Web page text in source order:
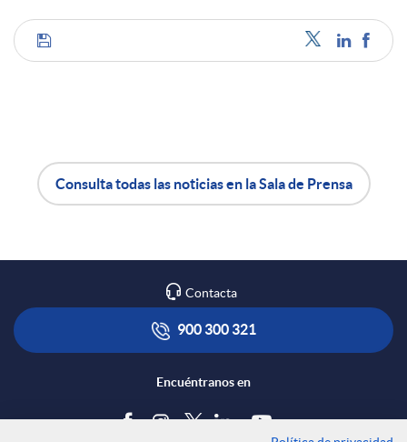
i
s
C
m
a
r
t
A
p
l
o
t
Consulta todas las noticias en la Sala de Prensa
Contacta
900 300 321
Encuéntranos en